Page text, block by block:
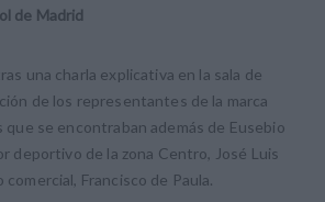
de Madrid
una charla explicativa en la sala de
de los representantes de la marca
se encontraban además de Eusebio
deportivo de la zona Centro, José Luis
comercial, Francisco de Paula.